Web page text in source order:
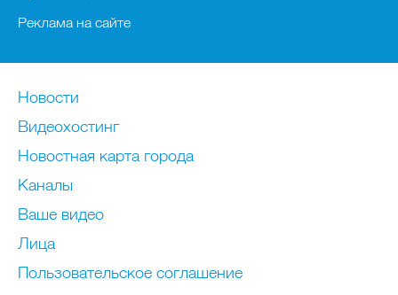
Реклама на сайте
Новости
Видеохостинг
Новостная карта города
Каналы
Ваше видео
Лица
Пользовательское соглашение